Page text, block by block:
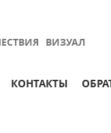
ВИЗУАЛ
КОНТАКТЫ